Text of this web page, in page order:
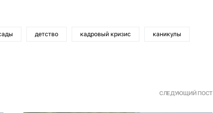
детство кадровый кризис каникулы
СЛЕДУЮЩИЙ ПОСТ